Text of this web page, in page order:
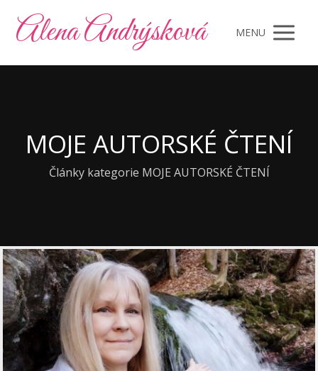
Alena Andrýsková MENU
MOJE AUTORSKÉ ČTENÍ
Články kategorie MOJE AUTORSKÉ ČTENÍ